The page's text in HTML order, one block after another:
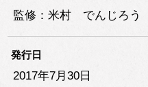
監修：米村 でんじろう
発行日
2017年7月30日